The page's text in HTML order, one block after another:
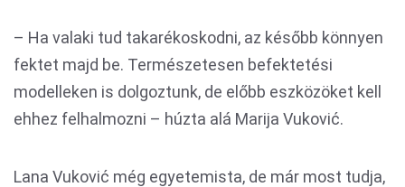
– Ha valaki tud takarékoskodni, az később könnyen
fektet majd be. Természetesen befektetési
modelleken is dolgoztunk, de előbb eszközöket kell
ehhez felhalmozni – húzta alá Marija Vuković.
Lana Vuković még egyetemista, de már most tudja,